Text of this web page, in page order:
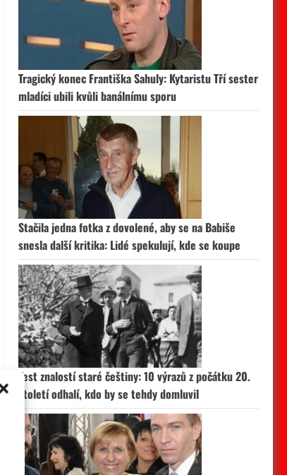
Tragický konec Františka Sahuly: Kytaristu Tří sester
mladíci ubili kvůli banálnímu sporu
Stačila jedna fotka z dovolené, aby se na Babiše
snesla další kritika: Lidé spekulují, kde se koupe
Test znalostí staré češtiny: 10 výrazů z počátku 20.
století odhalí, kdo by se tehdy domluvil